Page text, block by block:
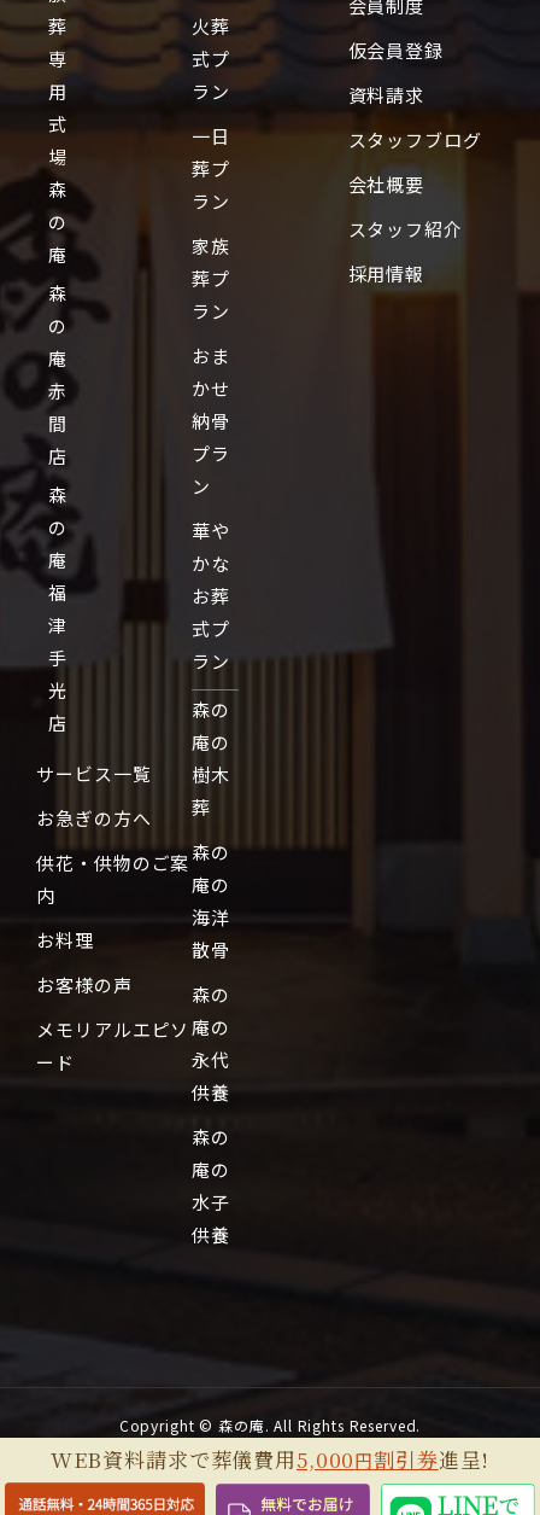
葬
専
用
式
場
森
の
庵
森
の
庵
赤
間
店
森
の
庵
福
津
手
光
店
サービス一覧
お急ぎの方へ
供花・供物のご案
内
お料理
お客様の声
メモリアルエピソ
ード
火葬
式プ
ラン
一日
葬プ
ラン
家族
葬プ
ラン
おま
かせ
納骨
プラ
ン
華や
かな
お葬
式プ
ラン
森の
庵の
樹木
葬
森の
庵の
海洋
散骨
森の
庵の
永代
供養
森の
庵の
水子
供養
会員制度
仮会員登録
資料請求
スタッフブログ
会社概要
スタッフ紹介
採用情報
Copyright © 森の庵. All Rights Reserved.
WEB資料請求で葬儀費用5,000円割引券進呈!